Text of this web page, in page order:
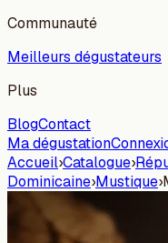
Communauté
Meilleurs dégustateurs
Plus
BlogContact
Ma dégustation
Accueil›Catalogue›
Dominicaine›Mustique›